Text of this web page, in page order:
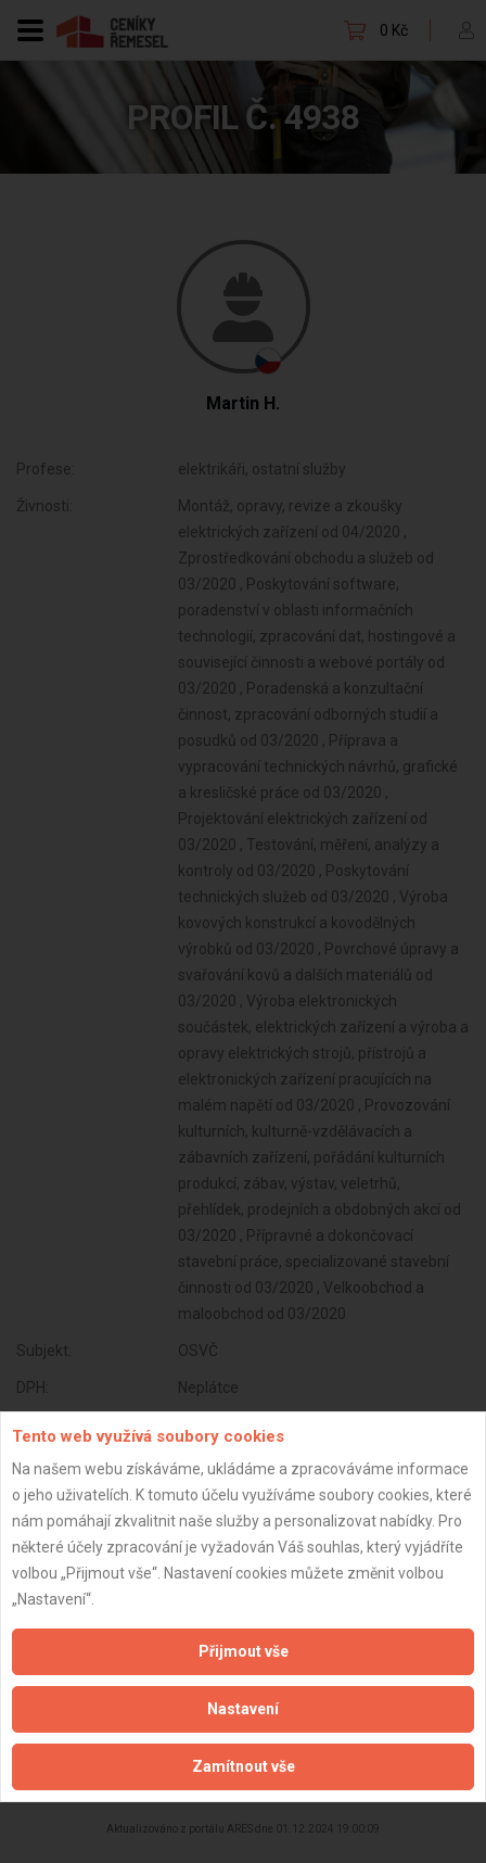
0 Kč
PROFIL Č. 4938
Martin H.
Profese: elektrikáři, ostatní služby
Živnosti:
Montáž, opravy, revize a zkoušky
elektrických zařízení od 04/2020 ,
Zprostředkování obchodu a služeb od
03/2020 , Poskytování software,
poradenství v oblasti informačních
technologií, zpracování dat, hostingové a
související činnosti a webové portály od
03/2020 , Poradenská a konzultační
činnost, zpracování odborných studií a
posudků od 03/2020 , Příprava a
vypracování technických návrhů, grafické
a kresličské práce od 03/2020 ,
Projektování elektrických zařízení od
03/2020 , Testování, měření, analýzy a
kontroly od 03/2020 , Poskytování
technických služeb od 03/2020 , Výroba
kovových konstrukcí a kovodělných
výrobků od 03/2020 , Povrchové úpravy a
svařování kovů a dalších materiálů od
03/2020 , Výroba elektronických
součástek, elektrických zařízení a výroba a
opravy elektrických strojů, přístrojů a
elektronických zařízení pracujících na
malém napětí od 03/2020 , Provozování
kulturních, kulturně-vzdělávacích a
zábavních zařízení, pořádání kulturních
produkcí, zábav, výstav, veletrhů,
přehlídek, prodejních a obdobných akcí od
03/2020 , Přípravné a dokončovací
stavební práce, specializované stavební
činnosti od 03/2020 , Velkoobchod a
maloobchod od 03/2020
Subjekt: OSVČ
DPH: Neplátce
Datum registrace: 28.2.2022
Dostupnost:
Aktualizováno z portálu ARES dne 01.12.2024 19:00:09
Tento web využívá soubory cookies
Na našem webu získáváme, ukládáme a zpracováváme informace
o jeho uživatelích. K tomuto účelu využíváme soubory cookies, které
nám pomáhají zkvalitnit naše služby a personalizovat nabídky. Pro
některé účely zpracování je vyžadován Váš souhlas, který vyjádříte
volbou „Přijmout vše“. Nastavení cookies můžete změnit volbou
„Nastavení“.
Přijmout vše
Nastavení
Zamítnout vše